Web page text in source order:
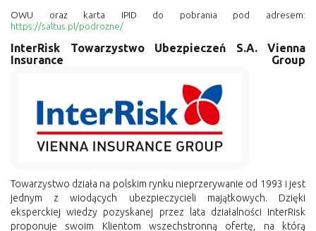
OWU oraz karta IPID do pobrania pod adresem:
https://saltus.pl/podrozne/
InterRisk Towarzystwo Ubezpieczeń S.A. Vienna
Insurance Group
Towarzystwo działa na polskim rynku nieprzerywanie od 1993 i jest
jednym z wiodących ubezpieczycieli majątkowych. Dzięki
eksperckiej wiedzy pozyskanej przez lata działalności InterRisk
proponuje swoim Klientom wszechstronną ofertę, na którą